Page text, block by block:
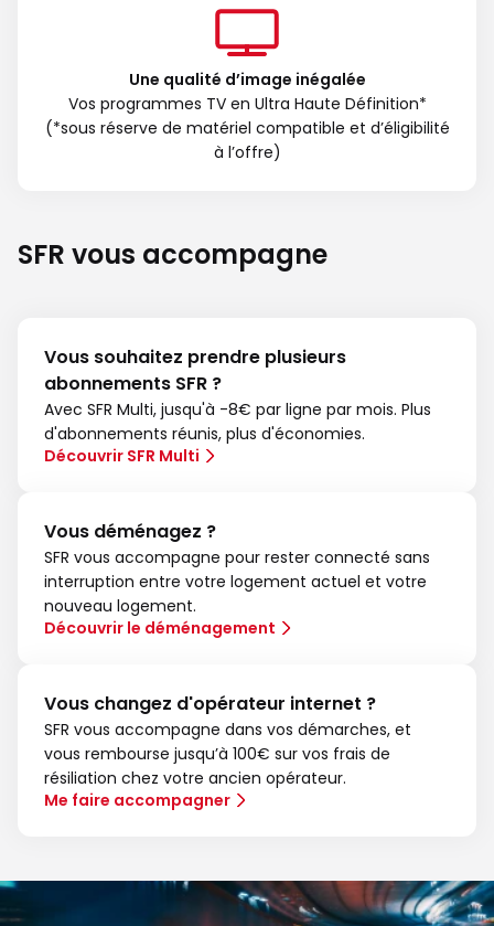
Une qualité d’image inégalée
Vos programmes TV en Ultra Haute Définition*
(*sous réserve de matériel compatible et d’éligibilité
à l’offre)
SFR vous accompagne
Vous souhaitez prendre plusieurs
abonnements SFR ?
Avec SFR Multi, jusqu'à -8€ par ligne par mois. Plus
d'abonnements réunis, plus d'économies.
Découvrir SFR Multi
Vous déménagez ?
SFR vous accompagne pour rester connecté sans
interruption entre votre logement actuel et votre
nouveau logement.
Découvrir le déménagement
Vous changez d'opérateur internet ?
SFR vous accompagne dans vos démarches, et
vous rembourse jusqu’à 100€ sur vos frais de
résiliation chez votre ancien opérateur.
Me faire accompagner